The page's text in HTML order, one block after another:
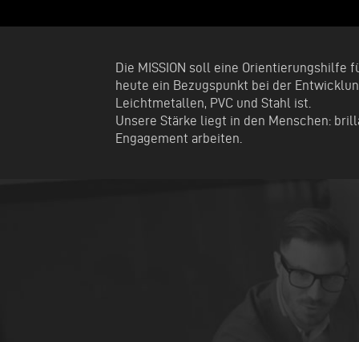
Die MISSION soll eine Orientierungshilfe
heute ein Bezugspunkt bei der
Leichtmetallen, PVC und Stahl ist.
Unsere Stärke liegt in den Menschen:
Engagement arbeiten.